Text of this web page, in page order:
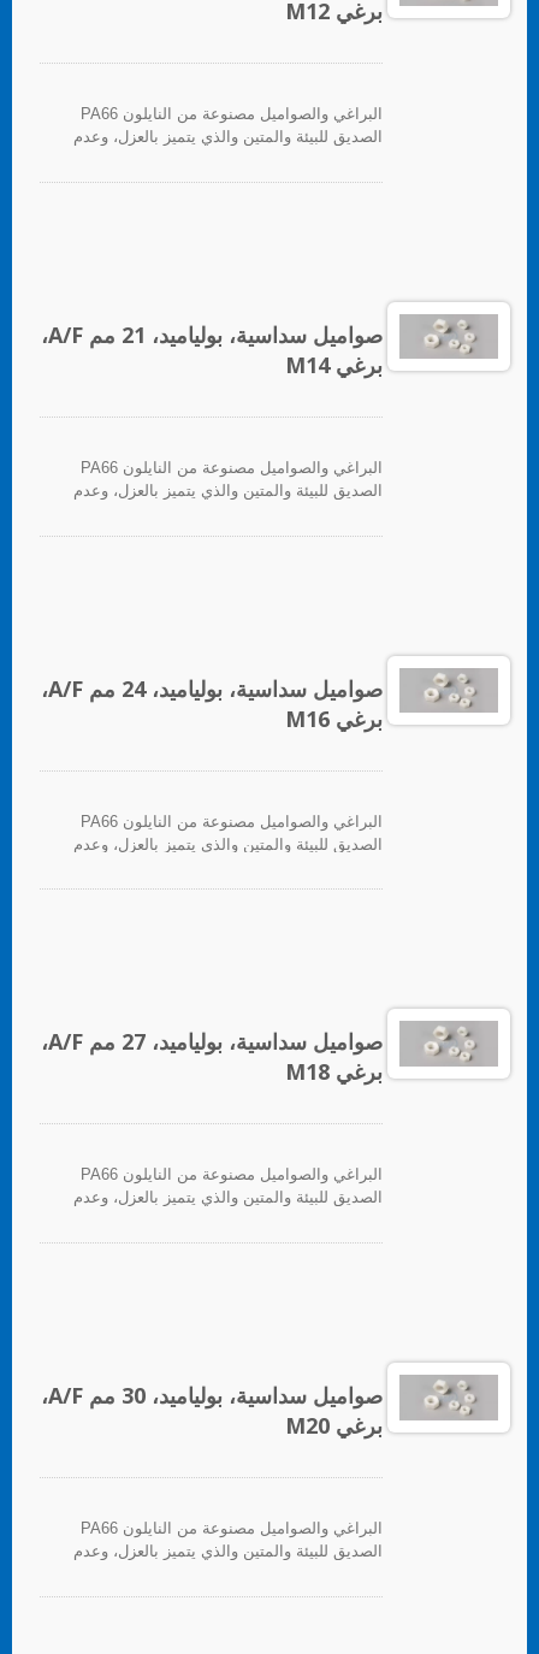
برغي M12
البراغي والصواميل مصنوعة من النايلون PA66
الصديق للبيئة والمتين والذي يتميز بالعزل، وعدم
صواميل سداسية، بولياميد، 21 مم A/F،
برغي M14
البراغي والصواميل مصنوعة من النايلون PA66
الصديق للبيئة والمتين والذي يتميز بالعزل، وعدم
صواميل سداسية، بولياميد، 24 مم A/F،
برغي M16
البراغي والصواميل مصنوعة من النايلون PA66
الصديق للبيئة والمتين والذي يتميز بالعزل، وعدم
صواميل سداسية، بولياميد، 27 مم A/F،
برغي M18
البراغي والصواميل مصنوعة من النايلون PA66
الصديق للبيئة والمتين والذي يتميز بالعزل، وعدم
صواميل سداسية، بولياميد، 30 مم A/F،
برغي M20
البراغي والصواميل مصنوعة من النايلون PA66
الصديق للبيئة والمتين والذي يتميز بالعزل، وعدم